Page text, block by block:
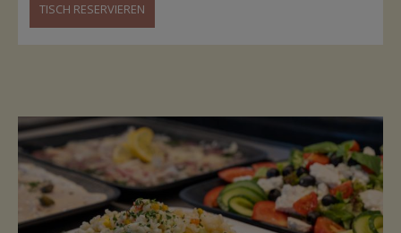
TISCH RESERVIEREN